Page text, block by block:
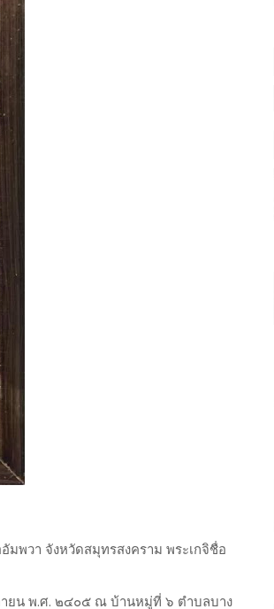
มพวา จังหวัดสมุทรสงคราม พระเกจิชื่อ
ยน พ.ศ. ๒๔๐๕ ณ บ้านหมู่ที่ ๖ ตำบลบาง